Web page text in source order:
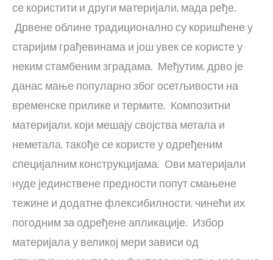
се користити и други материјали, мада ређе.
Дрвене облине традиционално су коришћене у
старијим грађевинама и још увек се користе у
неким стамбеним зградама. Међутим, дрво је
данас мање популарно због осетљивости на
временске прилике и термите. Композитни
материјали, који мешају својства метала и
неметала, такође се користе у одређеним
специјалним конструкцијама. Ови материјали
нуде јединствене предности попут смањене
тежине и додатне флексибилности, чинећи их
погодним за одређене апликације. Избор
материјала у великој мери зависи од